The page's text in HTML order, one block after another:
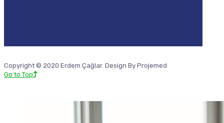
Copyright © 2020 Erdem Çağlar. Design By Projemed
Go to Top